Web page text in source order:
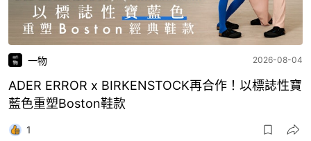
一物 2026-08-04
ADER ERROR x BIRKENSTOCK再合作！以標誌性寶
藍色重塑Boston鞋款
1